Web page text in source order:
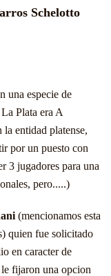
Schelotto
una especie de
Plata era A
entidad platense,
por un puesto con
3 jugadores para una
pero.....)
(mencionamos esta
quien fue solicitado
en caracter de
fijaron una opcion